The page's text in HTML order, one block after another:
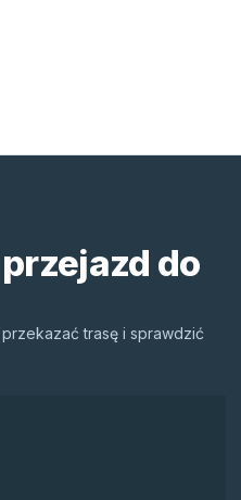
do
trasę i sprawdzić